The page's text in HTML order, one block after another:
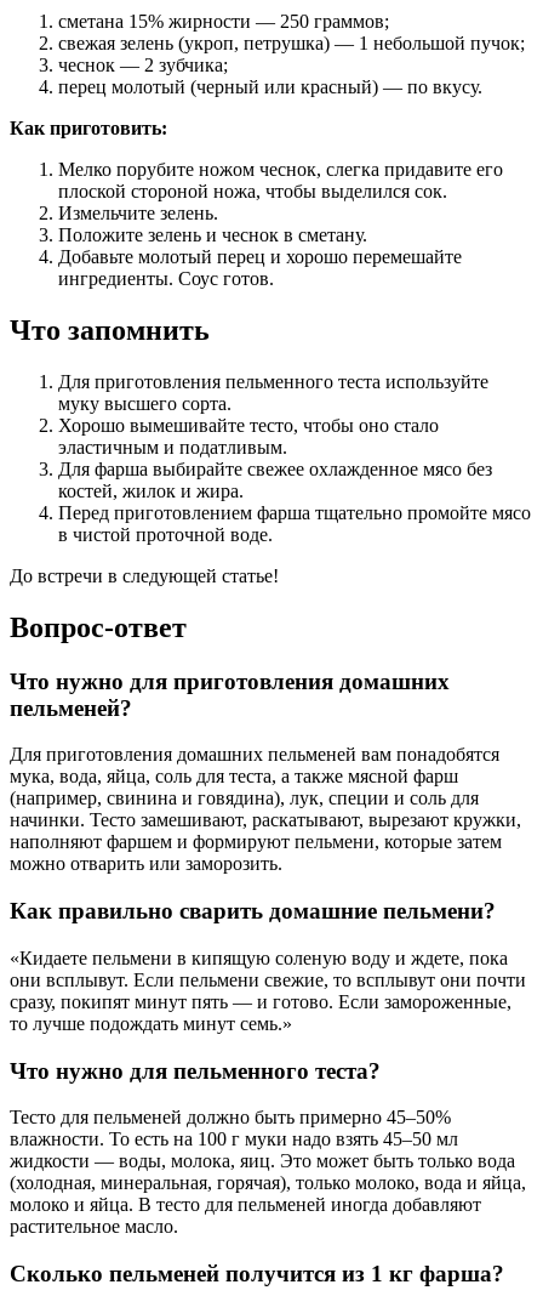
сметана 15% жирности — 250 граммов;
свежая зелень (укроп, петрушка) — 1 небольшой пучок;
чеснок — 2 зубчика;
перец молотый (черный или красный) — по вкусу.
Как приготовить:
Мелко порубите ножом чеснок, слегка придавите его
плоской стороной ножа, чтобы выделился сок.
Измельчите зелень.
Положите зелень и чеснок в сметану.
Добавьте молотый перец и хорошо перемешайте
ингредиенты. Соус готов.
Что запомнить
Для приготовления пельменного теста используйте
муку высшего сорта.
Хорошо вымешивайте тесто, чтобы оно стало
эластичным и податливым.
Для фарша выбирайте свежее охлажденное мясо без
костей, жилок и жира.
Перед приготовлением фарша тщательно промойте мясо
в чистой проточной воде.
До встречи в следующей статье!
Вопрос-ответ
Что нужно для приготовления домашних
пельменей?
Для приготовления домашних пельменей вам понадобятся
мука, вода, яйца, соль для теста, а также мясной фарш
(например, свинина и говядина), лук, специи и соль для
начинки. Тесто замешивают, раскатывают, вырезают кружки,
наполняют фаршем и формируют пельмени, которые затем
можно отварить или заморозить.
Как правильно сварить домашние пельмени?
«Кидаете пельмени в кипящую соленую воду и ждете, пока
они всплывут. Если пельмени свежие, то всплывут они почти
сразу, покипят минут пять — и готово. Если замороженные,
то лучше подождать минут семь.»
Что нужно для пельменного теста?
Тесто для пельменей должно быть примерно 45–50%
влажности. То есть на 100 г муки надо взять 45–50 мл
жидкости — воды, молока, яиц. Это может быть только вода
(холодная, минеральная, горячая), только молоко, вода и яйца,
молоко и яйца. В тесто для пельменей иногда добавляют
растительное масло.
Сколько пельменей получится из 1 кг фарша?